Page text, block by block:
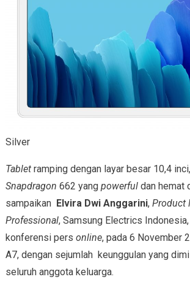
Silver
Tablet ramping dengan layar besar 10,4
Snapdragon 662 yangpowerfuldan hemat
sampaikan Elvira Dwi Anggarini, Product
Professional, Samsung Electrics
konferensi pers online, pada 6 November
A7, dengan sejumlah keunggulan yang
seluruh anggota keluarga.